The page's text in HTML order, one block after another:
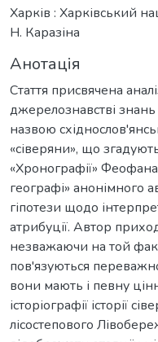
Харків : Харківський
Н. Каразіна
Анотація
Стаття присвячена
джерелознавстві
назвою
«сіверяни», що
«Хронографії»
географі» анонімного
гіпотези щодо
атрибуції. Автор
незважаючи на той
пов'язуються
вони мають і певну
історіографії історії
лісостепового